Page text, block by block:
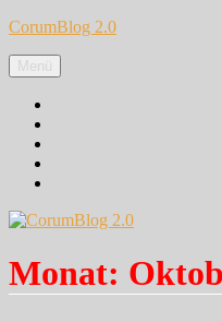
Zum
springen
CorumBlog 2.0
Menü
Monat: